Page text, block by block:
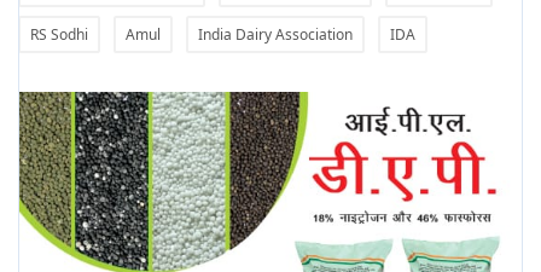
RS Sodhi Amul India Dairy Association IDA